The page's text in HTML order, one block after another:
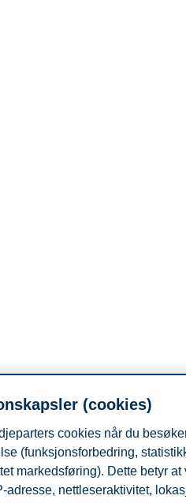
(cookies)
cookies når du
(funksjonsforbedring,
markedsføring). Dette betyr
adresse, nettleseraktivitet,